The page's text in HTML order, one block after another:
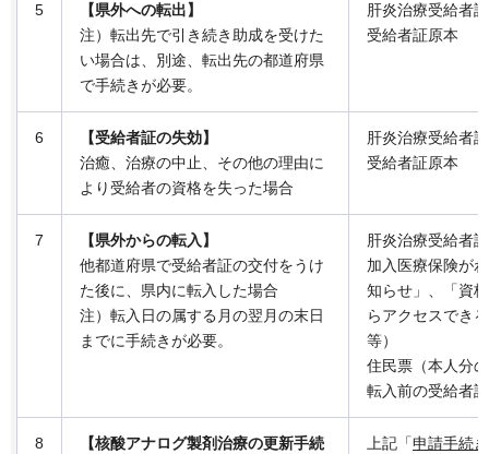
5
【県外への転出】
注）転出先で引き続き助成を受けた
い場合は、別途、転出先の都道府県
で手続きが必要。
肝炎治療受給者
受給者証原本
6
【受給者証の失効】
治癒、治療の中止、その他の理由に
より受給者の資格を失った場合
肝炎治療受給者
受給者証原本
7
【県外からの転入】
他都道府県で受給者証の交付をうけ
た後に、県内に転入した場合
注）転入日の属する月の翌月の末日
までに手続きが必要。
肝炎治療受給者
加入医療保険が
知らせ」、「資
らアクセスでき
等）
住民票（本人分
転入前の受給者
8
【核酸アナログ製剤治療の更新手続
上記「申請手続